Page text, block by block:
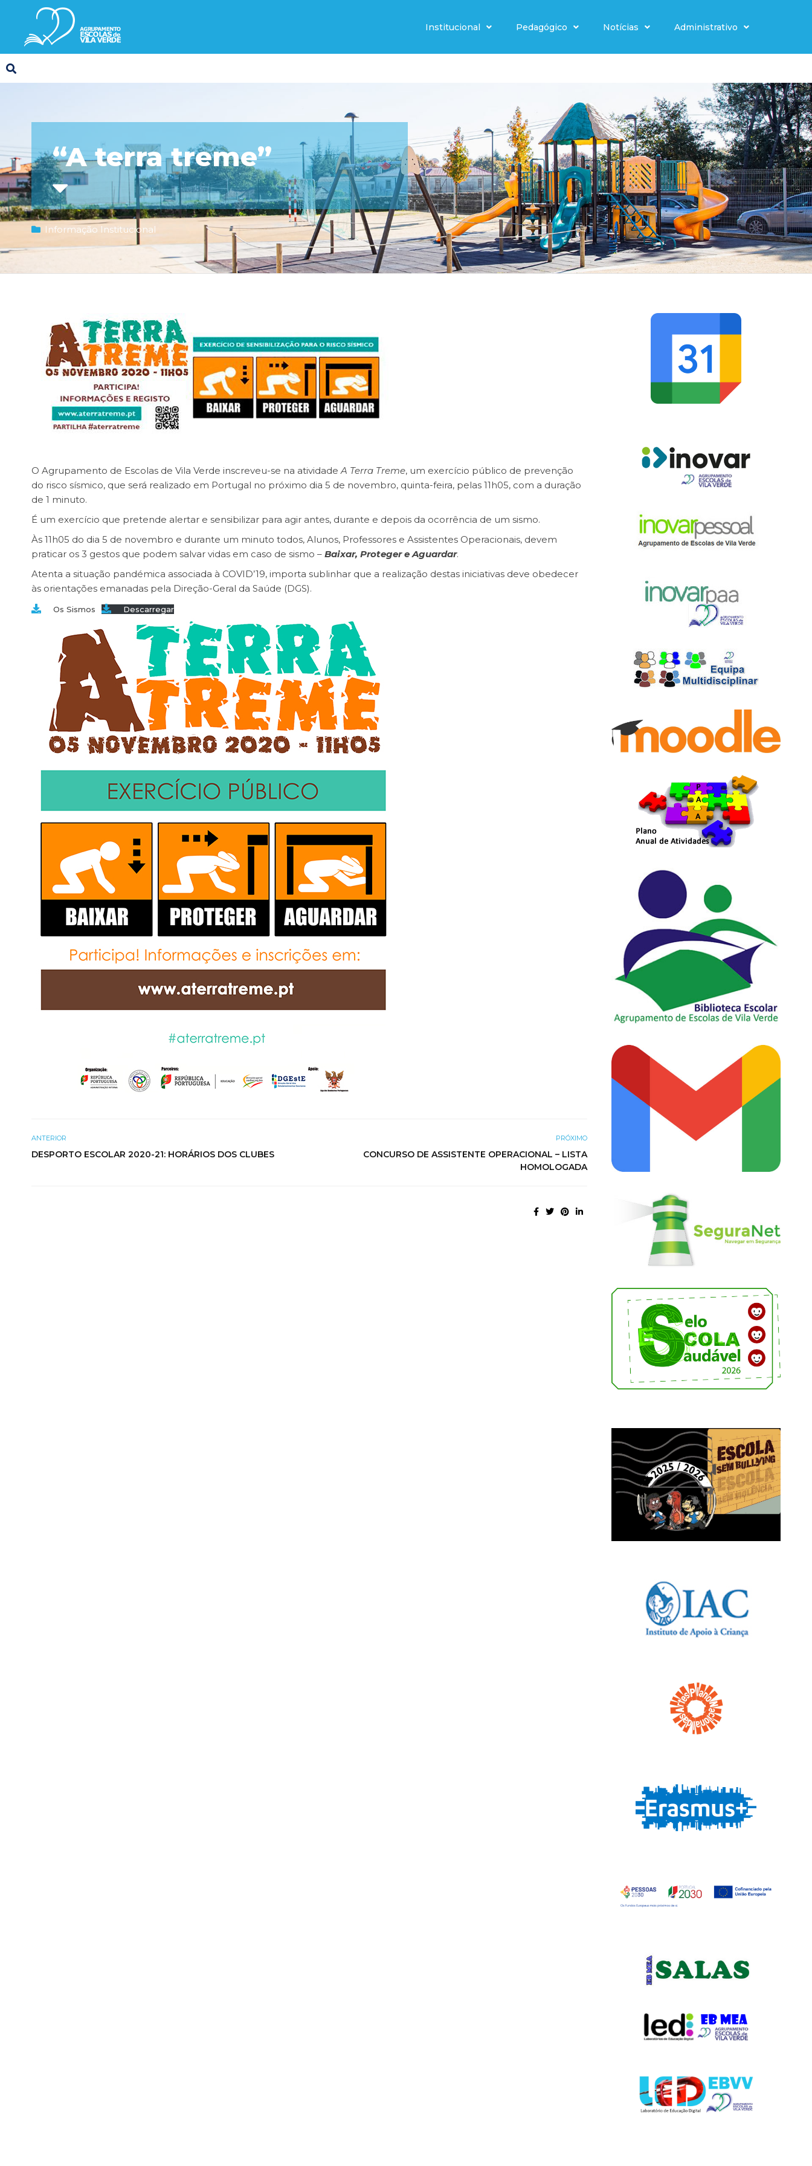
Institucional Pedagógico Notícias Administrativo
“A terra treme”
Informação Institucional
O Agrupamento de Escolas de Vila Verde inscreveu-se na atividade A Terra Treme, um exercício público de prevenção
do risco sísmico, que será realizado em Portugal no próximo dia 5 de novembro, quinta-feira, pelas 11h05, com a duração
de 1 minuto.
É um exercício que pretende alertar e sensibilizar para agir antes, durante e depois da ocorrência de um sismo.
Às 11h05 do dia 5 de novembro e durante um minuto todos, Alunos, Professores e Assistentes Operacionais, devem
praticar os 3 gestos que podem salvar vidas em caso de sismo – Baixar, Proteger e Aguardar.
Atenta a situação pandémica associada à COVID’19, importa sublinhar que a realização destas iniciativas deve obedecer
às orientações emanadas pela Direção-Geral da Saúde (DGS).
Os Sismos Descarregar
ANTERIOR
DESPORTO ESCOLAR 2020-21: HORÁRIOS DOS CLUBES
PRÓXIMO
CONCURSO DE ASSISTENTE OPERACIONAL – LISTA
HOMOLOGADA